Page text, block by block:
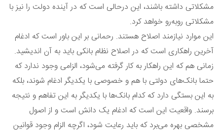
مشکلاتی داشته باشند، این درحالی است که در آینده دولت را نیز با
مشکلاتی روبه‌رو خواهد کرد.
این موارد نیازمند اصلاح هستند. رحمانی بر این باور است که ادغام
آخرین راهکاری است که در اصلاح نظام بانکی باید به آن اندیشید.
زمانی هم که این راهکار به کار گرفته می‌شود، الزامی وجود ندارد که
حتما بانک‌های دولتی با هم و خصوصی با یکدیگر ادغام شوند، بلکه
به این بستگی دارد که کدام‌ بانک‌ها با یکدیگر به این تفاهم و نتیجه
برسند. واقعیت این است که ادغام یک دانش است و از اصول
مشخصی بهره می‌برد که باید رعایت شود، اگرچه الزام وجود قوانین